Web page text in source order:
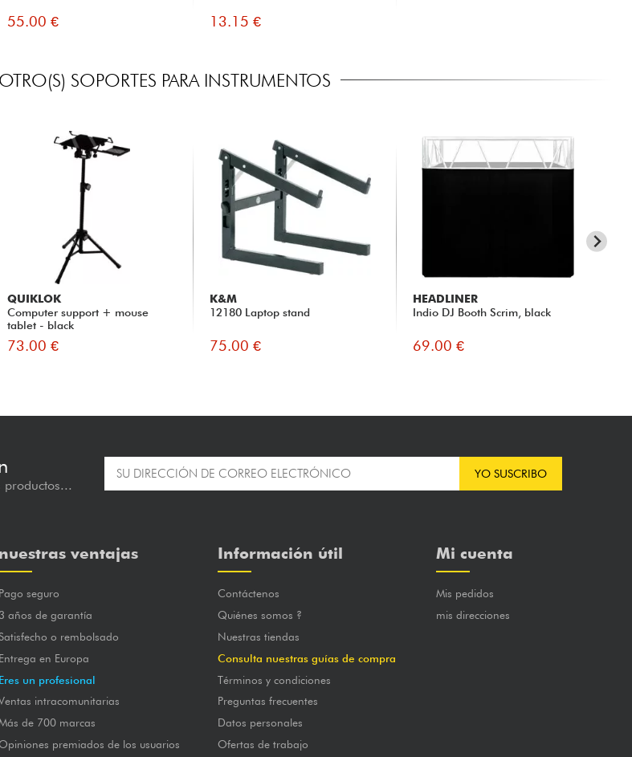
55.00 € 13.15 €
SOPORTES PARA INSTRUMENTOS
QUIKLOK
Computer support + mouse
tablet - black
73.00 €
K&M
12180 Laptop stand
75.00 €
HEADLINER
Indio DJ Booth Scrim, black
69.00 €
productos...
YO SUSCRIBO
nuestras ventajas
Pago seguro
3 años de garantía
o rembolsado
Entrega en Europa
Eres un profesional
intracomunitarias
de 700 marcas
premiados de los usuarios
Información útil
Contáctenos
Quiénes somos ?
Nuestras tiendas
Consulta nuestras guías de compra
Términos y condiciones
Preguntas frecuentes
Datos personales
Ofertas de trabajo
Mi cuenta
Mis pedidos
mis direcciones